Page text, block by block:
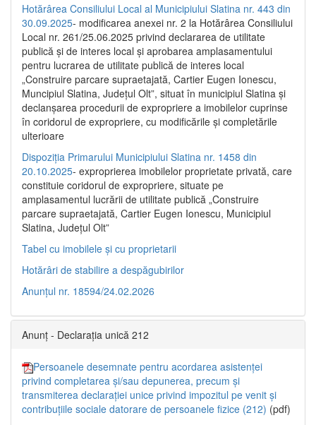
Hotărârea Consiliului Local al Municipiului Slatina nr. 443 din
30.09.2025- modificarea anexei nr. 2 la Hotărârea Consiliului
Local nr. 261/25.06.2025 privind declararea de utilitate
publică şi de interes local şi aprobarea amplasamentului
pentru lucrarea de utilitate publică de interes local
„Construire parcare supraetajată, Cartier Eugen Ionescu,
Muncipiul Slatina, Judeţul Olt”, situat în municipiul Slatina şi
declanşarea procedurii de expropriere a imobilelor cuprinse
în coridorul de expropriere, cu modificările şi completările
ulterioare
Dispoziția Primarului Municipiului Slatina nr. 1458 din
20.10.2025- exproprierea imobilelor proprietate privată, care
constituie coridorul de expropriere, situate pe
amplasamentul lucrării de utilitate publică „Construire
parcare supraetajată, Cartier Eugen Ionescu, Municipiul
Slatina, Județul Olt”
Tabel cu imobilele și cu proprietarii
Hotărâri de stabilire a despăgubirilor
Anunțul nr. 18594/24.02.2026
Anunț - Declarația unică 212
Persoanele desemnate pentru acordarea asistenței
privind completarea și/sau depunerea, precum și
transmiterea declarației unice privind impozitul pe venit și
contribuțiile sociale datorare de persoanele fizice (212) (pdf)